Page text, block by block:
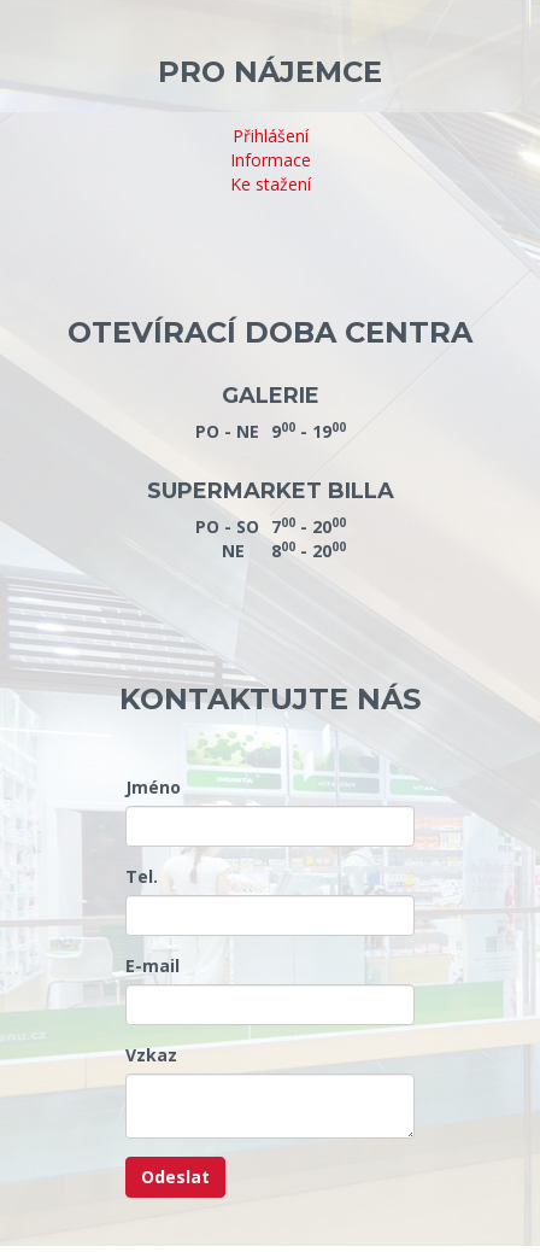
PRO NÁJEMCE
Přihlášení
Informace
Ke stažení
OTEVÍRACÍ DOBA CENTRA
GALERIE
PO - NE 900- 1900
SUPERMARKET BILLA
PO - SO 700- 2000
NE 800- 2000
KONTAKTUJTE NÁS
Jméno
Tel.
E-mail
Vzkaz